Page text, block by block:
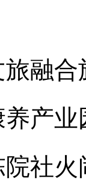
融
产业
社